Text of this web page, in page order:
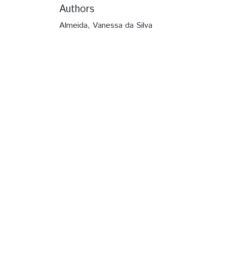
Authors
Almeida, Vanessa da Silva